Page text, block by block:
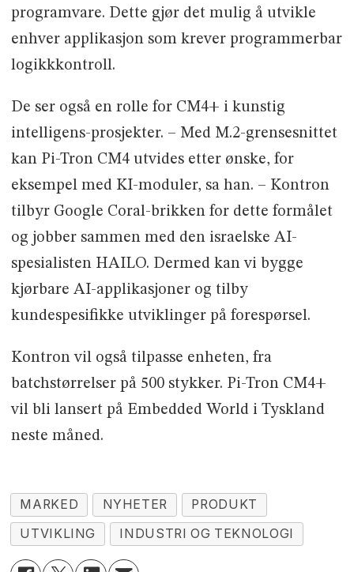
programvare. Dette gjør det mulig å utvikle
enhver applikasjon som krever programmerbar
logikkkontroll.
De ser også en rolle for CM4+ i kunstig
intelligens-prosjekter. – Med M.2-grensesnittet
kan Pi-Tron CM4 utvides etter ønske, for
eksempel med KI-moduler, sa han. – Kontron
tilbyr Google Coral-brikken for dette formålet
og jobber sammen med den israelske AI-
spesialisten HAILO. Dermed kan vi bygge
kjørbare AI-applikasjoner og tilby
kundespesifikke utviklinger på forespørsel.
Kontron vil også tilpasse enheten, fra
batchstørrelser på 500 stykker. Pi-Tron CM4+
vil bli lansert på Embedded World i Tyskland
neste måned.
MARKED NYHETER
PRODUKT
UTVIKLING
INDUSTRI OG TEKNOLOGI